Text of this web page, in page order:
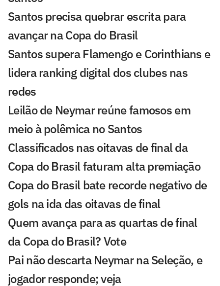
Santos precisa quebrar escrita para
avançar na Copa do Brasil
Santos supera Flamengo e Corinthians e
lidera ranking digital dos clubes nas
redes
Leilão de Neymar reúne famosos em
meio à polêmica no Santos
Classificados nas oitavas de final da
Copa do Brasil faturam alta premiação
Copa do Brasil bate recorde negativo de
gols na ida das oitavas de final
Quem avança para as quartas de final
da Copa do Brasil? Vote
Pai não descarta Neymar na Seleção, e
jogador responde; veja